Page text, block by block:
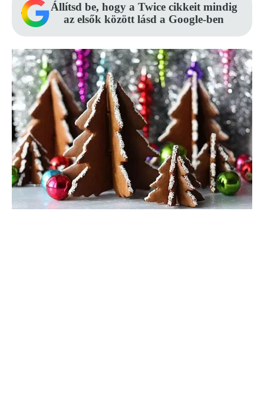
Állítsd be, hogy a Twice cikkeit mindig
az elsők között lásd a Google-ben